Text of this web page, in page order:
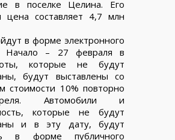
в поселке Целина. Его
цена составляет 4,7 млн
в форме электронного
Начало – 27 февраля в
которые не будут
будут выставлены со
стоимости 10% повторно
Автомобили и
которые не будут
и в эту дату, будут
в форме публичного